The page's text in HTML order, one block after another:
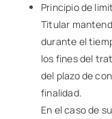
Principio de
Titular
durante el
los fines del
del plazo de
finalidad.
En el caso de